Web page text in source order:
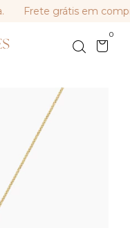
Frete grátis em
0